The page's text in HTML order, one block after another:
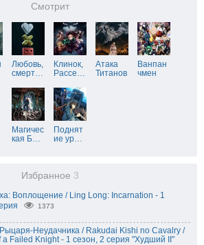
Смотрит
Любовь,
смерт…
Клинок,
Рассе…
Атака
Титанов
Ванпан
чмен
Магичес
кая Б…
Поднят
ие ур…
Избранное 3
Воплощение / Ling Long: Incarnation - 1
1373
Неудачника / Rakudai Kishi no Cavalry /
a Failed Knight - 1 сезон, 2 серия "Худший II"